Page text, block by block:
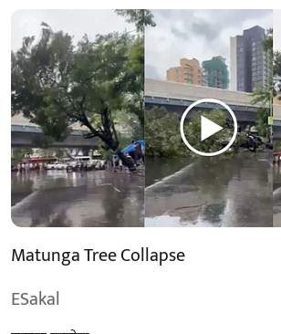
Matunga Tree Collapse
ESakal